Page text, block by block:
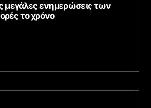
μεγάλες ενημερώσεις των
το χρόνο